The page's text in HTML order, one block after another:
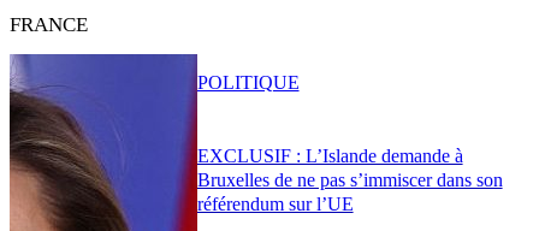
FRANCE
EXCLUSIF : L’Islande demande à
Bruxelles de ne pas s’immiscer dans son
référendum sur l’UE
POLITIQUE